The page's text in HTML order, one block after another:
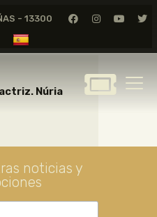
- 13300
Núria
noticias y